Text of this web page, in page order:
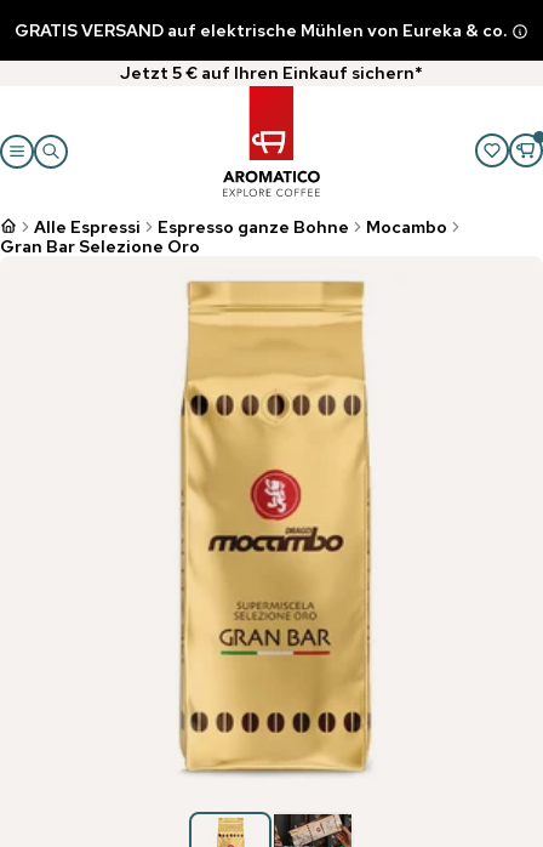
GRATIS VERSAND auf elektrische Mühlen von Eureka & co.
Jetzt 5 € auf Ihren Einkauf sichern*
Alle Espressi Espresso ganze Bohne
Mocambo
Gran Bar Selezione Oro